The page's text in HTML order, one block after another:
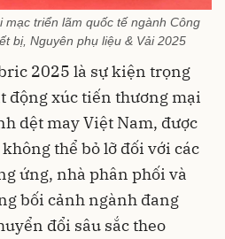
mạc triển lãm quốc tế ngành Công
bị, Nguyên phụ liệu & Vải 2025
2025 là sự kiện trọng
động xúc tiến thương mại
dệt may Việt Nam, được
thể bỏ lỡ đối với các
ứng, nhà phân phối và
bối cảnh ngành đang
đổi sâu sắc theo